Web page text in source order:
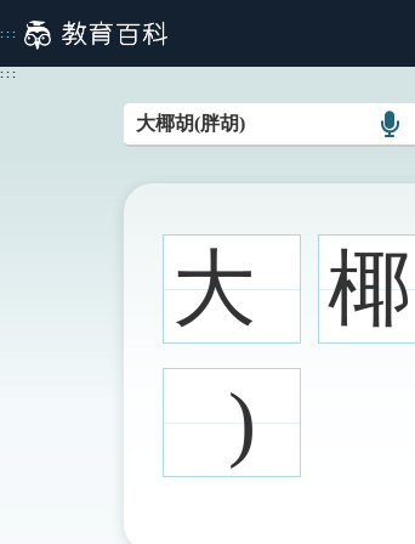
到
主
:::
:::
語
搜
圖
示
大 椰
)